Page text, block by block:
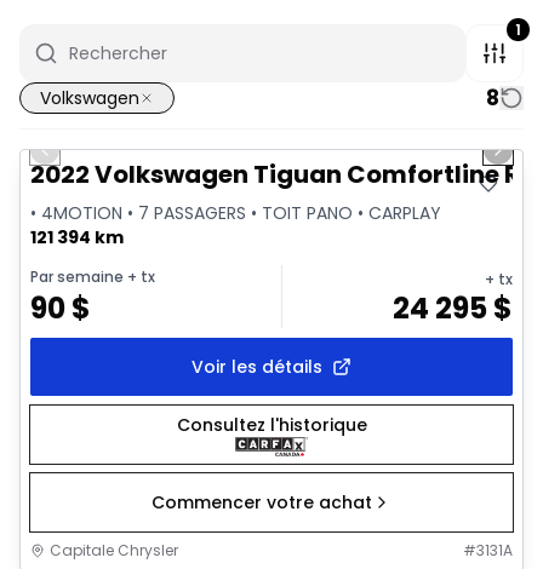
1
Volkswagen 8
Vidéo disponible
Très bonne offre
Previous slide Next
2022 Volkswagen Tiguan Comfortline R-
• 4MOTION • 7 PASSAGERS • TOIT PANO • CARPLAY
121 394 km
Par semaine + tx
90$
+ tx
24 295$
Voir les détails
Consultez l'historique
Commencer votre achat
Capitale Chrysler #3131A